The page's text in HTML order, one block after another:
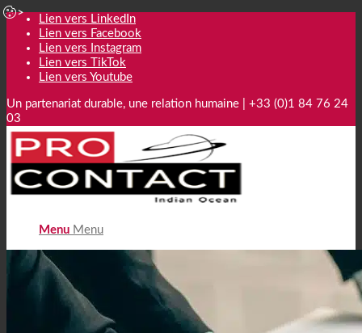
Lien vers LinkedIn
Lien vers Facebook
Lien vers Instagram
Lien vers TikTok
Lien vers Youtube
Un partenariat durable, une relation humaine | +33 (0)1 84 76 24
03
Menu Menu